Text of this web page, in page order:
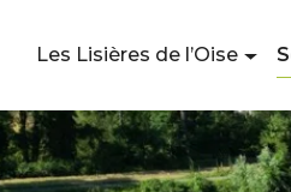
Les Lisières de l’Oise